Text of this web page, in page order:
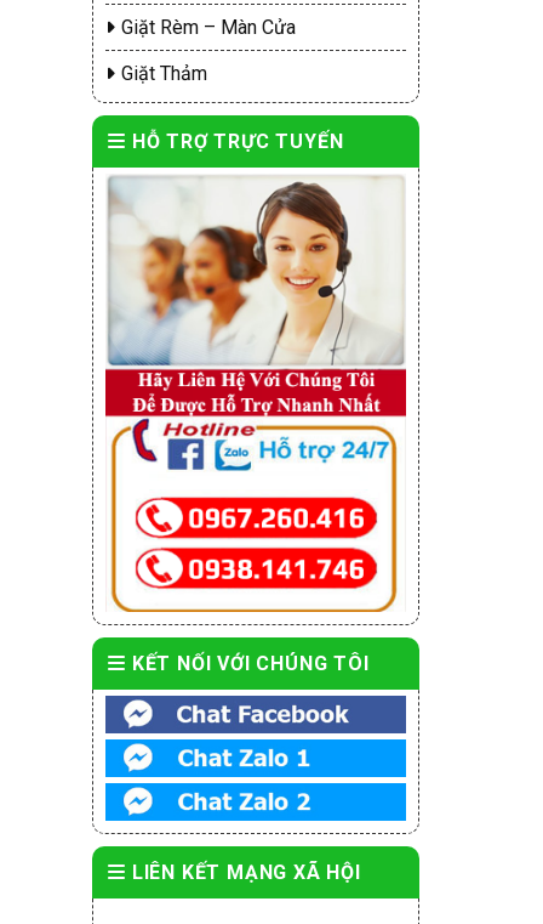
Giặt Rèm – Màn Cửa
Giặt Thảm
HỖ TRỢ TRỰC TUYẾN
KẾT NỐI VỚI CHÚNG TÔI
LIÊN KẾT MẠNG XÃ HỘI